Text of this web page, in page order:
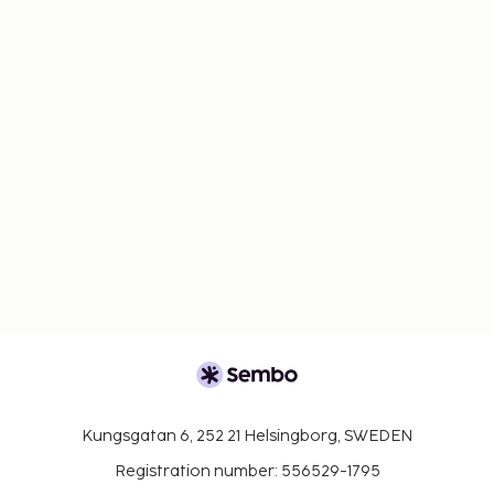
Kungsgatan 6, 252 21 Helsingborg, SWEDEN
Registration number: 556529-1795